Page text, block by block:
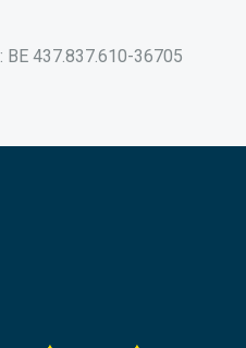
BE 437.837.610-36705